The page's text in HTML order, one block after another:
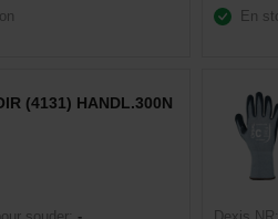
En
(4131) HANDL.300N